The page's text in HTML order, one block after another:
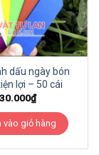
dấu ngày bón
lợi – 50 cái
30.000₫
vào giỏ hàng